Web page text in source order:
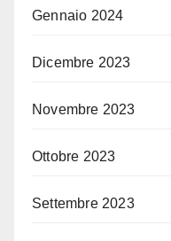
Gennaio 2024
Dicembre 2023
Novembre 2023
Ottobre 2023
Settembre 2023